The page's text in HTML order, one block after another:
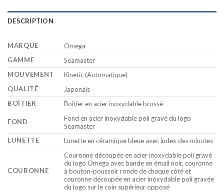
DESCRIPTION
MARQUE
Omega
GAMME
Seamaster
MOUVEMENT
Kinetic (Automatique)
QUALITÉ
Japonais
BOÎTIER
Boîtier en acier inoxydable brossé
FOND
Fond en acier inoxydable poli gravé du logo
Seamaster
LUNETTE
Lunette en céramique bleue avec index des minutes
COURONNE
Couronne découpée en acier inoxydable poli gravé
du logo Omega avec bande en émail noir, couronne
à bouton-poussoir ronde de chaque côté et
couronne découpée en acier inoxydable poli gravée
du logo sur le coin supérieur opposé